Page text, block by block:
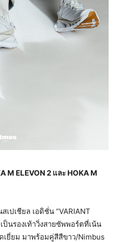
M ELEVON 2 และ HOKA M
เปเชียล เอดิชั่น “VARIANT
ป็นรองเท้าวิ่งสายซัพพอร์ตที่เน้น
เยี่ยม มาพร้อมคู่สีสีขาว/Nimbus